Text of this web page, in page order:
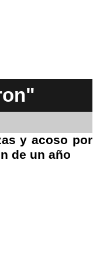
y acoso por
de un año